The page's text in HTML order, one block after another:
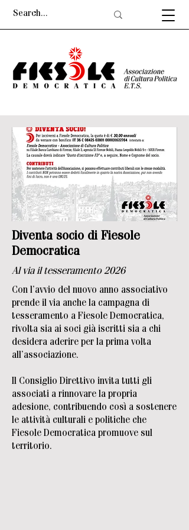
Diventa socio di Fiesole
Democratica
Al via il tesseramento 2026
Con l’avvio del nuovo anno associativo
prende il via anche la campagna di
tesseramento a Fiesole Democratica,
rivolta sia ai soci già iscritti sia a chi
desidera aderire per la prima volta
all’associazione.
Il Consiglio Direttivo invita tutti gli
associati a rinnovare la propria
adesione, contribuendo così a sostenere
le attività culturali e politiche che
Fiesole Democratica promuove sul
territorio.